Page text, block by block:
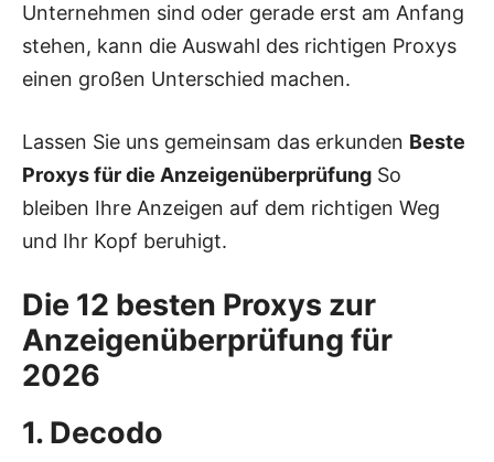
Unternehmen sind oder gerade erst am Anfang
stehen, kann die Auswahl des richtigen Proxys
einen großen Unterschied machen.
Lassen Sie uns gemeinsam das erkunden Beste
Proxys für die Anzeigenüberprüfung So
bleiben Ihre Anzeigen auf dem richtigen Weg
und Ihr Kopf beruhigt.
Die 12 besten Proxys zur
Anzeigenüberprüfung für
2026
1. Decodo